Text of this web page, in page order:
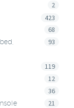
2
423
68
93
119
12
36
21